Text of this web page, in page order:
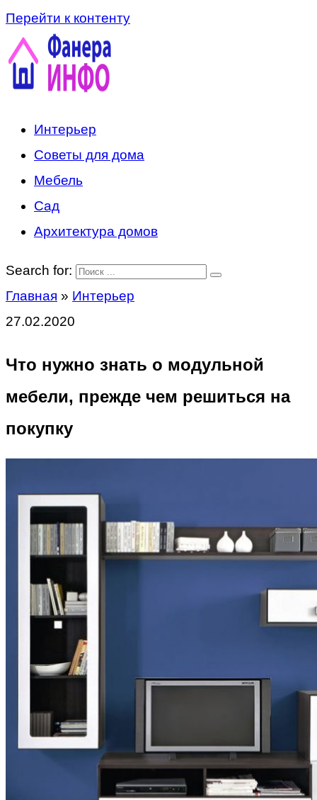
Перейти к контенту
Интерьер
Советы для дома
Мебель
Сад
Архитектура домов
Search for:
Главная » Интерьер
27.02.2020
Что нужно знать о модульной
мебели, прежде чем решиться на
покупку